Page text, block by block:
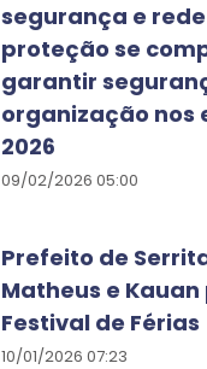
segurança e
proteção se
garantir
organização nos
2026
09/02/2026 05:00
Prefeito de
Matheus e
Festival de Férias
10/01/2026 07:23